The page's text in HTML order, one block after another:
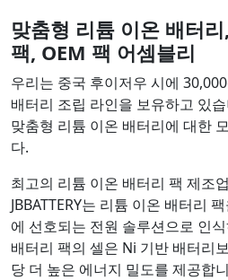
맞춤형 리튬 이온 배터
팩, OEM 팩 어셈블리
우리는 중국 후이저우 시에
배터리 조립 라인을 보유하고 있습
맞춤형 리튬 이온 배터리에 대한
다.
최고의 리튬 이온 배터리 팩 제조
JBBATTERY는 리튬 이온 배터리
에 선호되는 전원 솔루션으로 인
배터리 팩의 셀은 Ni 기반 배터리
당 더 높은 에너지 밀도를 제공합